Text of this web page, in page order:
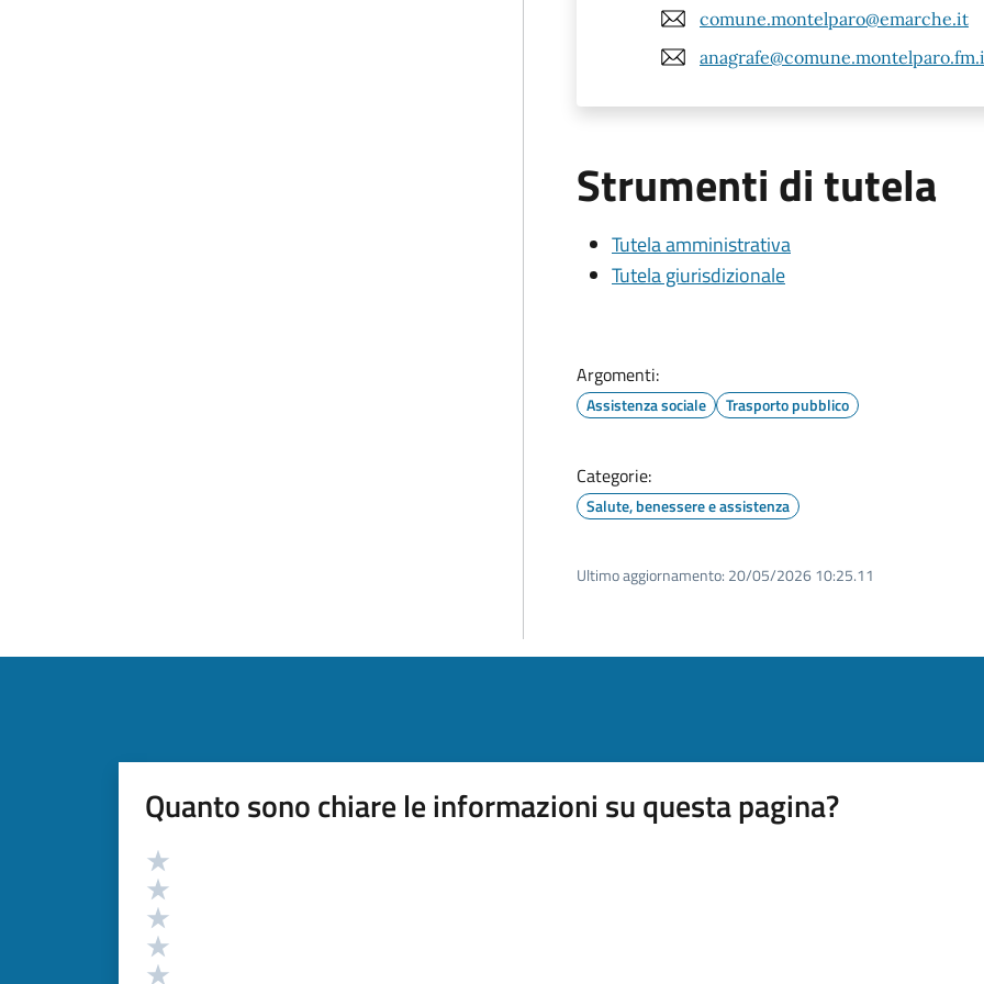
comune.montelparo@emarche.it
Strumenti di tutela
Tutela amministrativa
Tutela giurisdizionale
Argomenti:
Assistenza sociale Trasporto pubblico
Categorie:
Salute, benessere e assistenza
Ultimo aggiornamento: 20/05/2026 10:25.11
Quanto sono chiare le informazioni su questa pagina?
Valutazione